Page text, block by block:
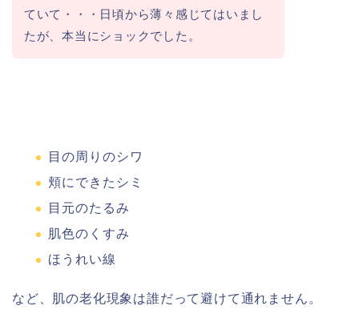
ていて・・・日頃から薄々感じてはいまし
たが、本当にショックでした。
目の周りのシワ
頬にできたシミ
目元のたるみ
肌色のくすみ
ほうれい線
など、肌の老化現象は誰だって避けて通れません。